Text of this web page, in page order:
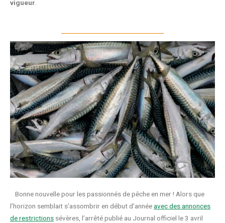
vigueur
Bonne nouvelle pour les passionnés de pêche en mer ! Alors que
l’horizon semblait s’assombrir en début d’annéeavec des annonces
de restrictions sévères, l’arrêté publié au Journal officiel le 3 avril